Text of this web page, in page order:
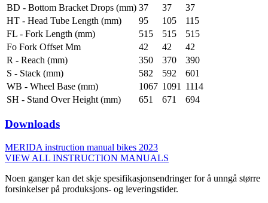
BD - Bottom Bracket Drops (mm) 37 37
37
HT - Head Tube Length (mm)
95 105
115
FL - Fork Length (mm)
515 515
515
Fo Fork Offset Mm
42 42
42
R - Reach (mm)
350 370
390
S - Stack (mm)
582 592
601
WB - Wheel Base (mm)
1067 1091
1114
SH - Stand Over Height (mm)
651 671 694
Downloads
MERIDA instruction manual bikes 2023
VIEW ALL INSTRUCTION MANUALS
Noen ganger kan det skje spesifikasjonsendringer for å unngå større
forsinkelser på produksjons- og leveringstider.